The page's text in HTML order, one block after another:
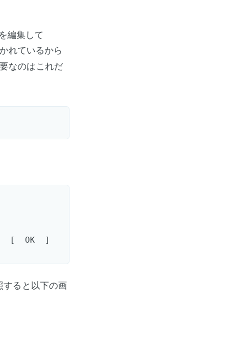
編集して
れているから
なのはこれだ
[  OK  ]
すると以下の画